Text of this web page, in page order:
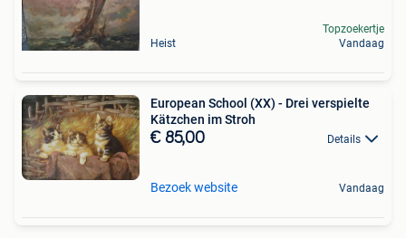
Heist
Topzoekertje
Vandaag
European School (XX) - Drei verspielte
Kätzchen im Stroh
€ 85,00 Details
Bezoek website Vandaag